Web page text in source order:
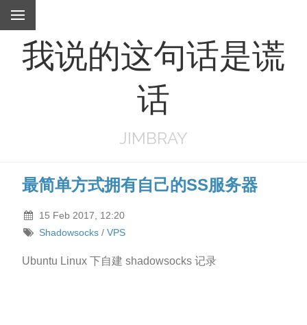
我说的这句话是谎
话
JIMBRAY
最简单方式拥有自己的SS服务器
15 Feb 2017, 12:20
Shadowsocks /VPS
Ubuntu Linux 下自建 shadowsocks 记录